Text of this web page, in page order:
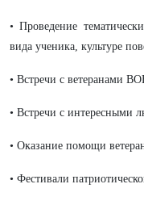
• Проведение
вида ученика, культуре
• Встречи с ветеранами
• Встречи с интересными
• Оказание помощи
• Фестивали